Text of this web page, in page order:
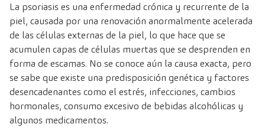
La psoriasis es una enfermedad crónica y recurrente de la
piel, causada por una renovación anormalmente acelerada
de las células externas de la piel, lo que hace que se
acumulen capas de células muertas que se desprenden en
forma de escamas. No se conoce aún la causa exacta, pero
se sabe que existe una predisposición genética y factores
desencadenantes como el estrés, infecciones, cambios
hormonales, consumo excesivo de bebidas alcohólicas y
algunos medicamentos.